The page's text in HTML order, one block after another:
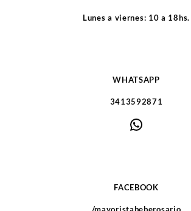
Lunes a viernes: 10 a 18hs.
WHATSAPP
3413592871
WhatsApp
FACEBOOK
/mayoristabeberosario